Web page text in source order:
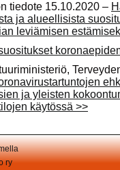
tiedote 15.10.2020 –
ja alueellisista
leviämisen
ja yleisten
käytössä >>
ry